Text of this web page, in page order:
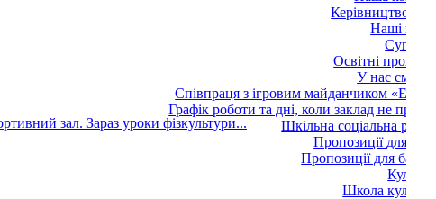
Керівництво OGS
Наші групи
Супровід
Освітні програми
У нас смачно!
Співпраця з ігровим майданчиком «Еллер»
Графік роботи та дні, коли заклад не працює
Шкільна соціальна робота
Пропозиції для дітей
Пропозиції для батьків
Культура
Школа культури
зал. Зараз уроки фізкультури...